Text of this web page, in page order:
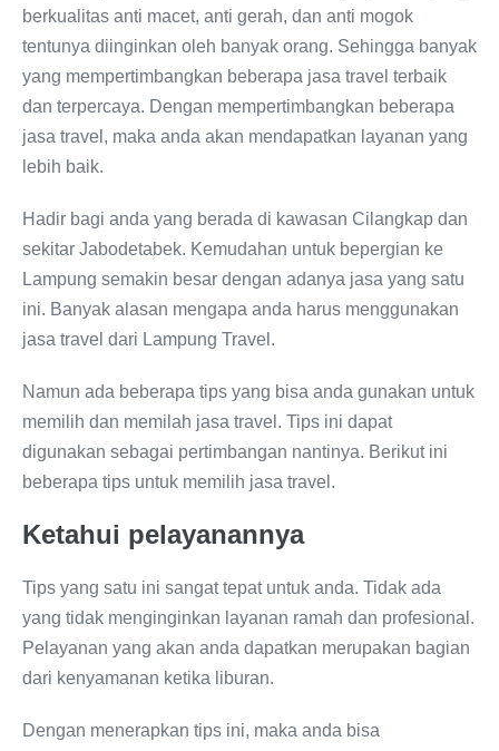
berkualitas anti macet, anti gerah, dan anti mogok
tentunya diinginkan oleh banyak orang. Sehingga banyak
yang mempertimbangkan beberapa jasa travel terbaik
dan terpercaya. Dengan mempertimbangkan beberapa
jasa travel, maka anda akan mendapatkan layanan yang
lebih baik.
Hadir bagi anda yang berada di kawasan Cilangkap dan
sekitar Jabodetabek. Kemudahan untuk bepergian ke
Lampung semakin besar dengan adanya jasa yang satu
ini. Banyak alasan mengapa anda harus menggunakan
jasa travel dari Lampung Travel.
Namun ada beberapa tips yang bisa anda gunakan untuk
memilih dan memilah jasa travel. Tips ini dapat
digunakan sebagai pertimbangan nantinya. Berikut ini
beberapa tips untuk memilih jasa travel.
Ketahui pelayanannya
Tips yang satu ini sangat tepat untuk anda. Tidak ada
yang tidak menginginkan layanan ramah dan profesional.
Pelayanan yang akan anda dapatkan merupakan bagian
dari kenyamanan ketika liburan.
Dengan menerapkan tips ini, maka anda bisa